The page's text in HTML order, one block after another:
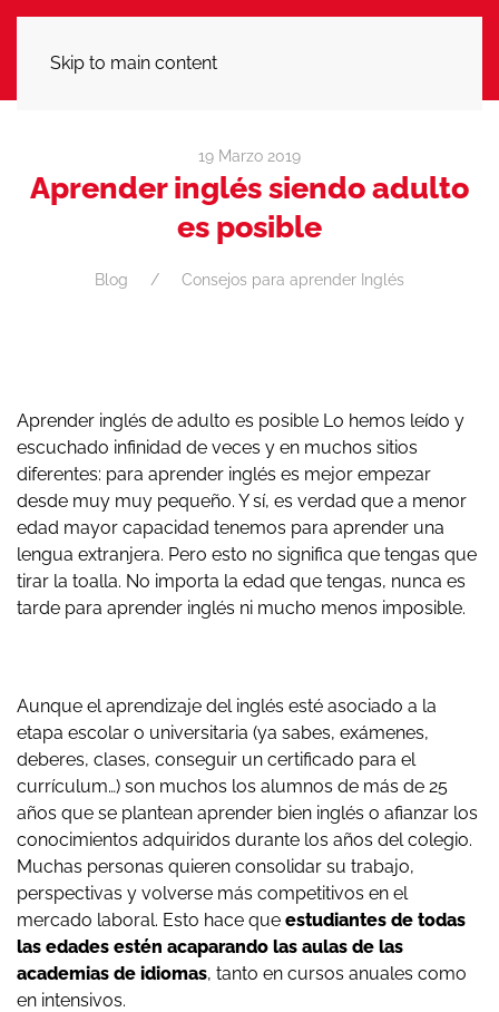
Skip to main content
19 Marzo 2019
Aprender inglés siendo adulto
es posible
Blog Consejos para aprender Inglés
Aprender inglés de adulto es posible Lo hemos leído y
escuchado infinidad de veces y en muchos sitios
diferentes: para aprender inglés es mejor empezar
desde muy muy pequeño. Y sí, es verdad que a menor
edad mayor capacidad tenemos para aprender una
lengua extranjera. Pero esto no significa que tengas que
tirar la toalla. No importa la edad que tengas, nunca es
tarde para aprender inglés ni mucho menos imposible.
Aunque el aprendizaje del inglés esté asociado a la
etapa escolar o universitaria (ya sabes, exámenes,
deberes, clases, conseguir un certificado para el
currículum…) son muchos los alumnos de más de 25
años que se plantean aprender bien inglés o afianzar los
conocimientos adquiridos durante los años del colegio.
Muchas personas quieren consolidar su trabajo,
perspectivas y volverse más competitivos en el
mercado laboral. Esto hace que estudiantes de todas
las edades estén acaparando las aulas de las
academias de idiomas, tanto en cursos anuales como
en intensivos.